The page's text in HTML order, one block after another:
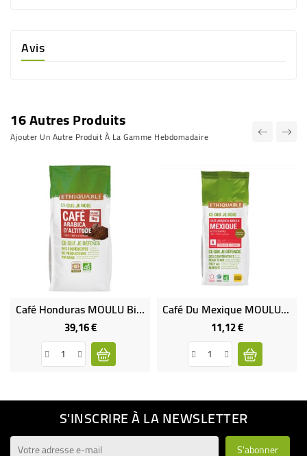
Avis
16 Autres Produits
Ajouter Un Autre Produit À La Gamme Hebdomadaire
Café Honduras MOULU Bio & Équitable (Terroir De Marcala) 1 Kg
39,16 €Prix
Café Du Mexique MOULU Bio & Équitable
11,12 €Prix
S'INSCRIRE À LA NEWSLETTER